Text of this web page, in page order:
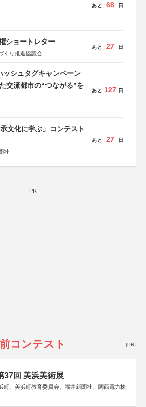
あと 68 日
ショートレター
くり推進協議会
あと 27 日
ッシュタグキャンペーン
交流都市の“つながる”を
あと 127 日
文化に学ぶ」コンテスト
社
あと 27 日
PR
コンテスト [PR]
37回 美浜美術展
町、美浜町教育委員会、福井新聞社、関西電力株